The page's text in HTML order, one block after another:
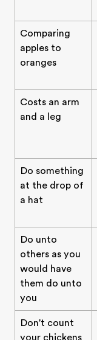
Comparing
apples to
oranges
Costs an arm
and a leg
Do something
at the drop of
a hat
Do unto
others as you
would have
them do unto
you
Don't count
your chickens